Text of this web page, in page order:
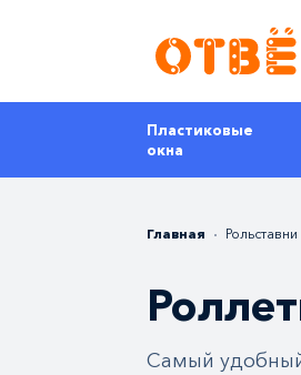
Пластиковые
окна
Главная Рольставни
Самый